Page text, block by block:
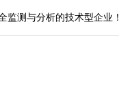
监测与分析的技术型企业！